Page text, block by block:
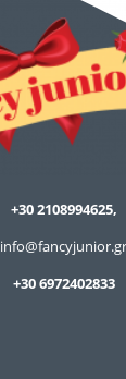
+30 2108994625,
info@fancyjunior.gr
+30 6972402833